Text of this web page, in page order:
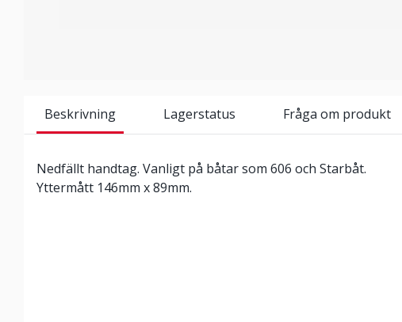
Beskrivning Lagerstatus Fråga om produkt
Nedfällt handtag. Vanligt på båtar som 606 och Starbåt.
Yttermått 146mm x 89mm.